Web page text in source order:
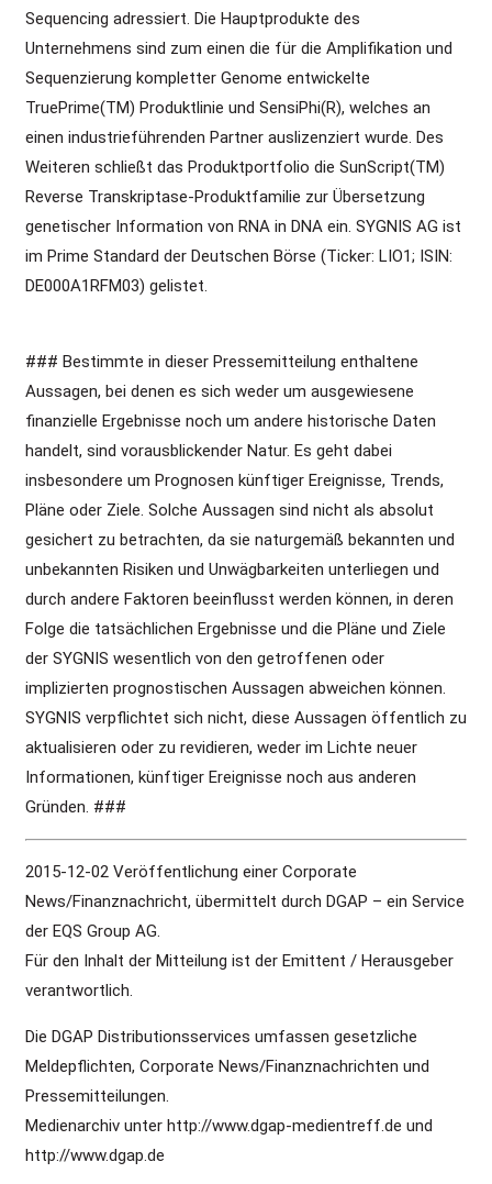
Sequencing adressiert. Die Hauptprodukte des
Unternehmens sind zum einen die für die Amplifikation und
Sequenzierung kompletter Genome entwickelte
TruePrime(TM) Produktlinie und SensiPhi(R), welches an
einen industrieführenden Partner auslizenziert wurde. Des
Weiteren schließt das Produktportfolio die SunScript(TM)
Reverse Transkriptase-Produktfamilie zur Übersetzung
genetischer Information von RNA in DNA ein. SYGNIS AG ist
im Prime Standard der Deutschen Börse (Ticker: LIO1; ISIN:
DE000A1RFM03) gelistet.
### Bestimmte in dieser Pressemitteilung enthaltene
Aussagen, bei denen es sich weder um ausgewiesene
finanzielle Ergebnisse noch um andere historische Daten
handelt, sind vorausblickender Natur. Es geht dabei
insbesondere um Prognosen künftiger Ereignisse, Trends,
Pläne oder Ziele. Solche Aussagen sind nicht als absolut
gesichert zu betrachten, da sie naturgemäß bekannten und
unbekannten Risiken und Unwägbarkeiten unterliegen und
durch andere Faktoren beeinflusst werden können, in deren
Folge die tatsächlichen Ergebnisse und die Pläne und Ziele
der SYGNIS wesentlich von den getroffenen oder
implizierten prognostischen Aussagen abweichen können.
SYGNIS verpflichtet sich nicht, diese Aussagen öffentlich zu
aktualisieren oder zu revidieren, weder im Lichte neuer
Informationen, künftiger Ereignisse noch aus anderen
Gründen. ###
2015-12-02 Veröffentlichung einer Corporate
News/Finanznachricht, übermittelt durch DGAP – ein Service
der EQS Group AG.
Für den Inhalt der Mitteilung ist der Emittent / Herausgeber
verantwortlich.
Die DGAP Distributionsservices umfassen gesetzliche
Meldepflichten, Corporate News/Finanznachrichten und
Pressemitteilungen.
Medienarchiv unter http://www.dgap-medientreff.de und
http://www.dgap.de